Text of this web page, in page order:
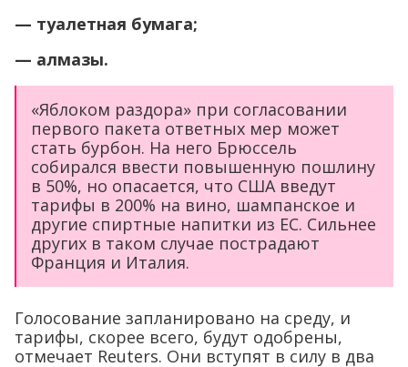
— туалетная бумага;
— алмазы.
«Яблоком раздора» при согласовании
первого пакета ответных мер может
стать бурбон. На него Брюссель
собирался ввести повышенную пошлину
в 50%, но опасается, что США введут
тарифы в 200% на вино, шампанское и
другие спиртные напитки из ЕС. Сильнее
других в таком случае пострадают
Франция и Италия.
Голосование запланировано на среду, и
тарифы, скорее всего, будут одобрены,
отмечает Reuters. Они вступят в силу в два